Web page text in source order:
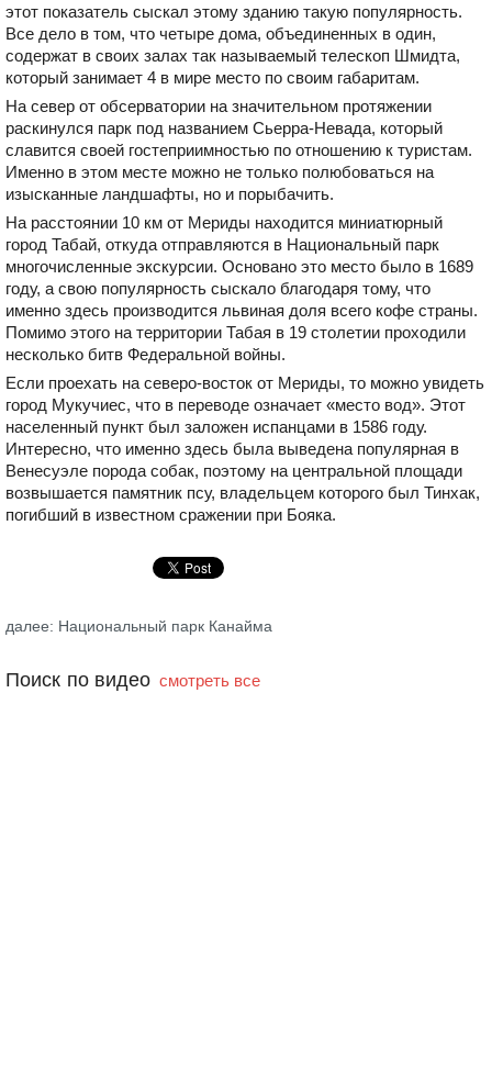
этот показатель сыскал этому зданию такую популярность.
Все дело в том, что четыре дома, объединенных в один,
содержат в своих залах так называемый телескоп Шмидта,
который занимает 4 в мире место по своим габаритам.
На север от обсерватории на значительном протяжении
раскинулся парк под названием Сьерра-Невада, который
славится своей гостеприимностью по отношению к туристам.
Именно в этом месте можно не только полюбоваться на
изысканные ландшафты, но и порыбачить.
На расстоянии 10 км от Мериды находится миниатюрный
город Табай, откуда отправляются в Национальный парк
многочисленные экскурсии. Основано это место было в 1689
году, а свою популярность сыскало благодаря тому, что
именно здесь производится львиная доля всего кофе страны.
Помимо этого на территории Табая в 19 столетии проходили
несколько битв Федеральной войны.
Если проехать на северо-восток от Мериды, то можно увидеть
город Мукучиес, что в переводе означает «место вод». Этот
населенный пункт был заложен испанцами в 1586 году.
Интересно, что именно здесь была выведена популярная в
Венесуэле порода собак, поэтому на центральной площади
возвышается памятник псу, владельцем которого был Тинхак,
погибший в известном сражении при Бояка.
далее: Национальный парк Канайма
Поиск по видео смотреть все